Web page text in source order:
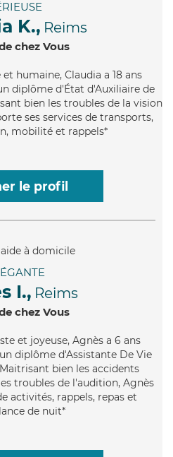
K., Reims
chez Vous
humaine, Claudia a 18 ans
diplôme d'État d'Auxiliaire de
bien les troubles de la vision
ses services de transports,
mobilité et rappels*
le profil
I., Reims
chez Vous
et joyeuse, Agnès a 6 ans
diplôme d'Assistante De Vie
bien les accidents
troubles de l'audition, Agnès
activités, rappels, repas et
de nuit*